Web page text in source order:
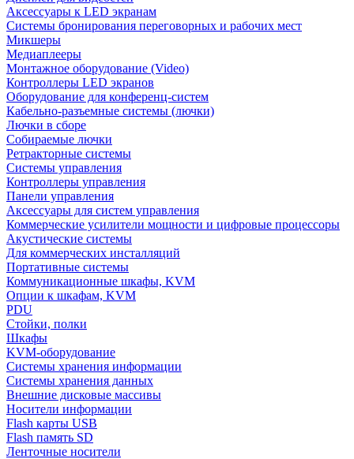
Аксессуары к LED экранам
Системы бронирования переговорных и рабочих мест
Микшеры
Медиаплееры
Монтажное оборудование (Video)
Контроллеры LED экранов
Оборудование для конференц-систем
Кабельно-разъемные системы (лючки)
Лючки в сборе
Собираемые лючки
Ретракторные системы
Системы управления
Контроллеры управления
Панели управления
Аксессуары для систем управления
Коммерческие усилители мощности и цифровые процессоры
Акустические системы
Для коммерческих инсталляций
Портативные системы
Коммуникационные шкафы, KVM
Опции к шкафам, KVM
PDU
Стойки, полки
Шкафы
KVM-оборудование
Системы хранения информации
Системы хранения данных
Внешние дисковые массивы
Носители информации
Flash карты USB
Flash память SD
Ленточные носители